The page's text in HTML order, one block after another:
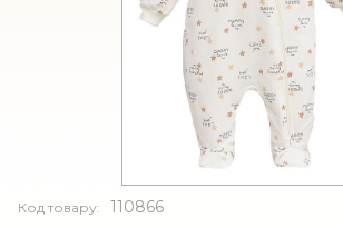
Код товару: 110866